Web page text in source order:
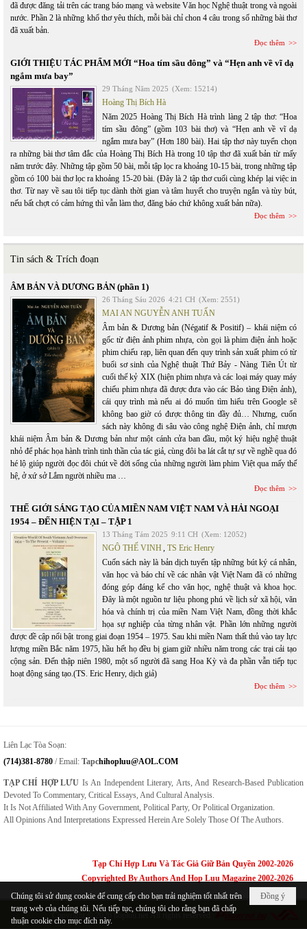
đã được đăng tải trên các trang báo mạng và website Văn học Nghệ thuật trong và ngoài
nước. Phần 2 là những khổ thơ yêu thích, mỗi bài chỉ chon 4 câu trong số những bài thơ
đã xuất bản.
Đọc thêm
GIỚI THIỆU TÁC PHẨM MỚI “Hoa tím sầu đông” và “Hẹn anh về vĩ dạ
ngắm mưa bay”
29 Tháng Năm 2025 (Xem: 15214)
Hoàng Thị Bích Hà
Năm 2025 Hoàng Thị Bích Hà trình làng 2 tập thơ: “Hoa
tím sầu đông” (gồm 103 bài thơ) và “Hẹn anh về vĩ dạ
ngắm mưa bay” (Hơn 180 bài). Hai tập thơ này tuyển chọn
ra những bài thơ tâm đắc của Hoàng Thị Bích Hà trong 10 tập thơ đã xuất bản từ mấy
năm trước đây. Những tập gồm 50 bài, mỗi tập lọc ra khoảng 10-15 bài, trong những tập
gồm có 100 bài thơ lọc ra khoảng 15-20 bài. (Đây là 2 tập thơ cuối cùng khép lại việc in
thơ. Từ nay về sau tôi tiếp tục dành thời gian và tâm huyết cho truyện ngắn và tùy bút,
nếu bất chợt có cảm hứng thì vẫn làm thơ, đăng báo chứ không xuất bản nữa).
Đọc thêm
Tin sách & Trích đoạn
ÂM BẢN VÀ DƯƠNG BẢN (phần 1)
26 Tháng Sáu 2026 4:21 CH (Xem: 2551)
MAI AN NGUYỄN ANH TUẤN
Âm bản & Dương bản (Négatif & Positif) – khái niệm có
gốc từ điện ảnh phim nhựa, còn gọi là phim điện ảnh hoặc
phim chiếu rạp, liên quan đến quy trình sản xuất phim có từ
buổi sơ sinh của Nghệ thuật Thứ Bảy - Nàng Tiên Út từ
cuối thế kỷ XIX (hiện phim nhựa và các loại máy quay máy
chiếu phim nhựa đã được đưa vào các Bảo tàng Điện ảnh),
cái quy trình mà nếu ai đó muốn tìm hiểu trên Google sẽ
không bao giờ có được thông tin đầy đủ… Nhưng, cuốn
sách này không đi sâu vào công nghệ Điện ảnh, chỉ mượn
khái niệm Âm bản & Dương bản như một cánh cửa ban đầu, một ký hiệu nghệ thuật
nhỏ để phác họa hành trình tinh thần của tác giả, cùng đôi ba lát cắt tự sự về nghề qua đó
hé lộ giúp người đọc đôi chút về đời sống của những người làm phim Việt qua mấy thế
hệ, ở xứ sở Lắm người nhiều ma …
Đọc thêm
THẾ GIỚI SÁNG TẠO CỦA MIỀN NAM VIỆT NAM VÀ HẢI NGOẠI
1954 – ĐẾN HIỆN TẠI – TẬP 1
13 Tháng Tám 2025 9:11 CH (Xem: 12052)
NGÔ THẾ VINH, TS Eric Henry
Cuốn sách này là bản dịch tuyển tập những bút ký cá nhân,
văn học và báo chí về các nhân vật Việt Nam đã có những
đóng góp đáng kể cho văn học, nghệ thuật và khoa học.
Đây là một nguồn tư liệu phong phú về lịch sử xã hội, văn
hóa và chính trị của miền Nam Việt Nam, đồng thời khắc
họa sự nghiệp của từng nhân vật. Phần lớn những người
được đề cập nổi bật trong giai đoạn 1954 – 1975. Sau khi miền Nam thất thủ vào tay lực
lượng miền Bắc năm 1975, hầu hết họ đều bị giam giữ nhiều năm trong các trại cải tạo
cộng sản. Đến thập niên 1980, một số người đã sang Hoa Kỳ và đa phần vẫn tiếp tục
hoạt động sáng tạo.(TS. Eric Henry, dịch giả)
Đọc thêm
Liên Lạc Tòa Soạn:
(714)381-8780 / Email: TapcHihopluu@AOL.COM
TẠP CHÍ HỢP LƯU Is An Independent Literary, Arts, And Research-Based Publication
Devoted To Commentary, Critical Essays, And Cultural Analysis.
It Is Not Affiliated With Any Government, Political Party, Or Political Organization.
All Opinions And Interpretations Expressed Herein Are Solely Those Of The Authors.
Tạp Chí Hợp Lưu Và Tác Giả Giữ Bản Quyền 2002-2026
Copyrighted By Authors And Hop Luu Magazine 2002-2026
Copyright © 2026 hopluu.net All rights reserved
Đồng ý
Chúng tôi sử dụng cookie để cung cấp cho bạn trải nghiệm tốt nhất trên
trang web của chúng tôi. Nếu tiếp tục, chúng tôi cho rằng bạn đã chấp
thuận cookie cho mục đích này.